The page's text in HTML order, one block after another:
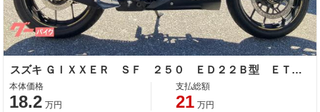
スズキ ＧＩＸＸＥＲ ＳＦ ２５０ ＥＤ２２Ｂ型 ＥＴＣ 整備 保証 自賠責保険
本体価格
18.2 万円
支払総額
21 万円